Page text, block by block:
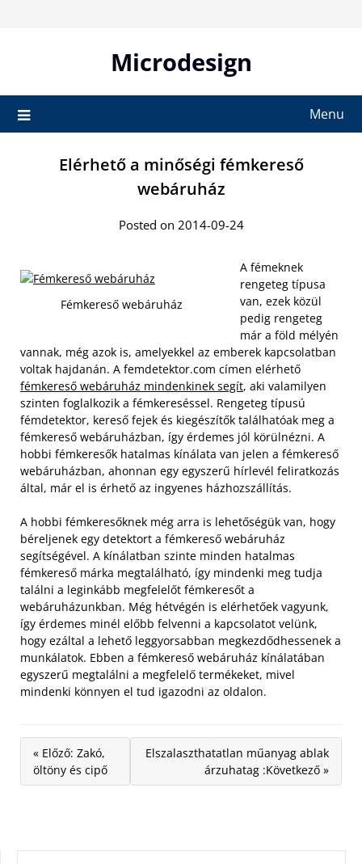
Microdesign
Menu
Elérhető a minőségi fémkereső
webáruház
Posted on 2014-09-24
Fémkereső webáruház
A fémeknek
rengeteg típusa
van, ezek közül
pedig rengeteg
már a föld mélyén
vannak, még azok is, amelyekkel az emberek kapcsolatban
voltak hajdanán. A femdetektor.com címen elérhető
fémkereső webáruház mindenkinek segít, aki valamilyen
szinten foglalkozik a fémkereséssel. Rengeteg típusú
fémdetektor, kereső fejek és kiegészítők találhatóak meg a
fémkereső webáruházban, így érdemes jól körülnézni. A
hobbi fémkeresők hatalmas kínálata van jelen a fémkereső
webáruházban, ahonnan egy egyszerű hírlevél feliratkozás
által, már el is érhető az ingyenes házhozszállítás.
A hobbi fémkeresőknek még arra is lehetőségük van, hogy
béreljenek egy detektort a fémkereső webáruház
segítségével. A kínálatban szinte minden hatalmas
fémkereső márka megtalálható, így mindenki meg tudja
találni a leginkább megfelelőt fémkeresőt a
webáruházunkban. Még hétvégén is elérhetőek vagyunk,
így érdemes minél előbb felvenni a kapcsolatot velünk,
hogy ezáltal a lehető leggyorsabban megkezdődhessenek a
munkálatok. Ebben a fémkereső webáruház kínálatában
egyszerű megtalálni a megfelelő termékeket, mivel
mindenki könnyen el tud igazodni az oldalon.
« Előző: Zakó,
öltöny és cipő
Elszalaszthatatlan műanyag ablak
árzuhatag :Következő »